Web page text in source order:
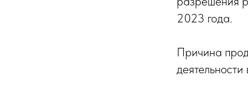
2023 года.
Причина